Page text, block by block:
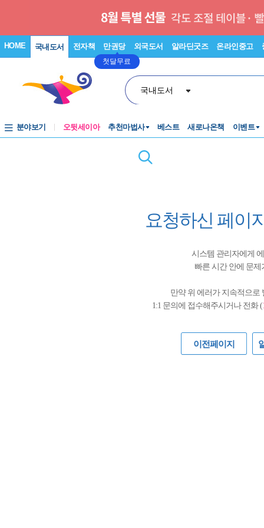
HOME 국내도서 전자책 만권당
첫달무료
외국도서 알라딘굿즈 온라인중고
국내도서
분야보기 오뒷세이아 추천마법사 베스트 새로나온책 이벤트
요청하신 페이
시스템 관리자에게
빠른 시간 안에 문
만약 위 에러가 지속적으로
1:1 문의에 접수해주시거나 전화 (
이전페이지